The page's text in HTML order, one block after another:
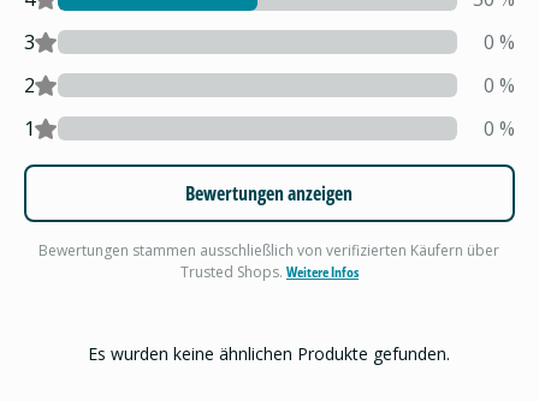
3
0 %
2
0 %
1
0 %
Bewertungen anzeigen
Bewertungen stammen ausschließlich von verifizierten Käufern über
Trusted Shops. Weitere Infos
Es wurden keine ähnlichen Produkte gefunden.